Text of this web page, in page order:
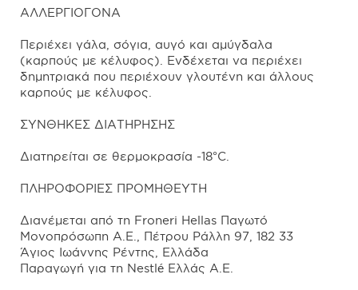
ΑΛΛΕΡΓΙΟΓΟΝΑ
Περιέχει γάλα, σόγια, αυγό και αμύγδαλα
(καρπούς με κέλυφος). Ενδέχεται να περιέχει
δημητριακά που περιέχουν γλουτένη και άλλους
καρπούς με κέλυφος.
ΣΥΝΘΗΚΕΣ ΔΙΑΤΗΡΗΣΗΣ
Διατηρείται σε θερμοκρασία -18°C.
ΠΛΗΡΟΦΟΡΙΕΣ ΠΡΟΜΗΘΕΥΤΗ
Διανέμεται από τη Froneri Hellas Παγωτό
Μονοπρόσωπη Α.Ε., Πέτρου Ράλλη 97, 182 33
Άγιος Ιωάννης Ρέντης, Ελλάδα
Παραγωγή για τη Nestlé Ελλάς Α.Ε.